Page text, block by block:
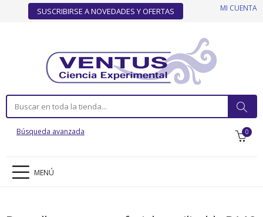
SUSCRIBIRSE A NOVEDADES Y OFERTAS MI CUENTA
Búsqueda avanzada 0
MENÚ